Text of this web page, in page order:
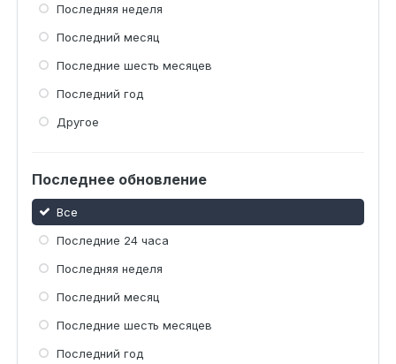
Последняя неделя
Последний месяц
Последние шесть месяцев
Последний год
Другое
Последнее обновление
Все
Последние 24 часа
Последняя неделя
Последний месяц
Последние шесть месяцев
Последний год